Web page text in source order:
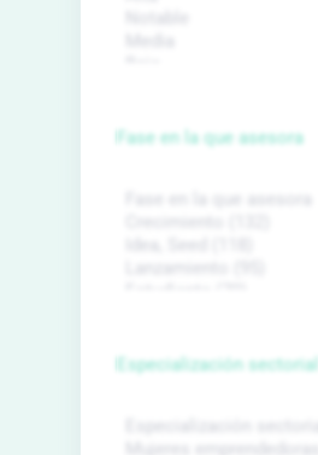
Fase en la que asesora
Especialización sectorial